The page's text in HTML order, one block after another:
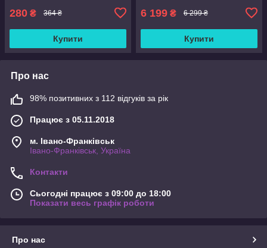
280 ₴ 364 ₴
Купити
6 199 ₴ 6 299 ₴
Купити
Про нас
98% позитивних з 112 відгуків за рік
Працює з 05.11.2018
м. Івано-Франківськ
Івано-Франківськ, Україна
Контакти
Сьогодні працює з 09:00 до 18:00
Показати весь графік роботи
Про нас